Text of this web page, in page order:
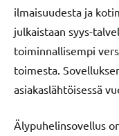
ilmaisuudesta ja
julkaistaan syys-
toiminnallisempi
toimesta.
asiakaslähtöisessä
Älypuhelinsovellus